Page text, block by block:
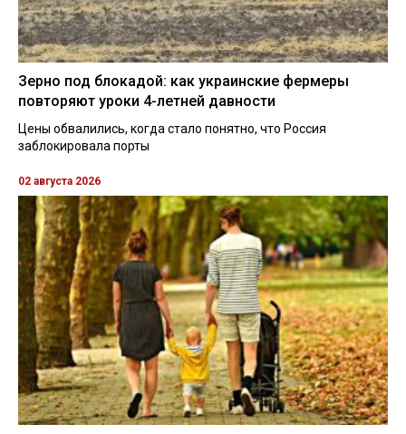
Зерно под блокадой: как украинские фермеры
повторяют уроки 4-летней давности
Цены обвалились, когда стало понятно, что Россия
заблокировала порты
02 августа 2026